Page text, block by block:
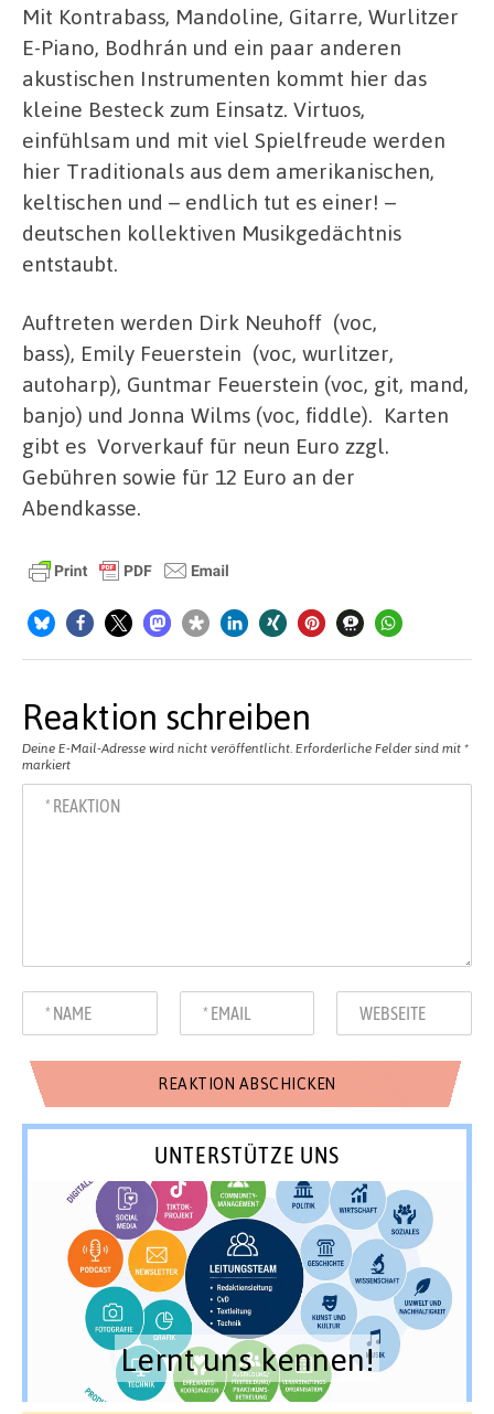
Mit Kontrabass, Mandoline, Gitarre, Wurlitzer
E-Piano, Bodhrán und ein paar anderen
akustischen Instrumenten kommt hier das
kleine Besteck zum Einsatz. Virtuos,
einfühlsam und mit viel Spielfreude werden
hier Traditionals aus dem amerikanischen,
keltischen und – endlich tut es einer! –
deutschen kollektiven Musikgedächtnis
entstaubt.
Auftreten werden Dirk Neuhoff (voc,
bass), Emily Feuerstein (voc, wurlitzer,
autoharp), Guntmar Feuerstein (voc, git, mand,
banjo) und Jonna Wilms (voc, fiddle). Karten
gibt es Vorverkauf für neun Euro zzgl.
Gebühren sowie für 12 Euro an der
Abendkasse.
Reaktion schreiben
Deine E-Mail-Adresse wird nicht veröffentlicht. Erforderliche Felder sind mit *
markiert
UNTERSTÜTZE UNS
Lernt uns kennen!